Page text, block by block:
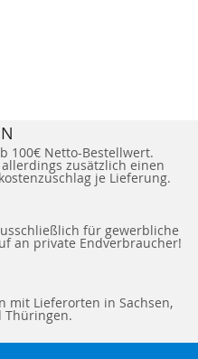
100€ Netto-Bestellwert.
zusätzlich einen
je Lieferung.
für gewerbliche
an private Endverbraucher!
mit Lieferorten in Sachsen,
Thüringen.